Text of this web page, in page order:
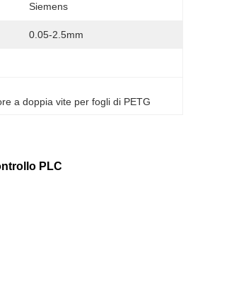
Siemens
0.05-2.5mm
a doppia vite per fogli di PETG
PLC